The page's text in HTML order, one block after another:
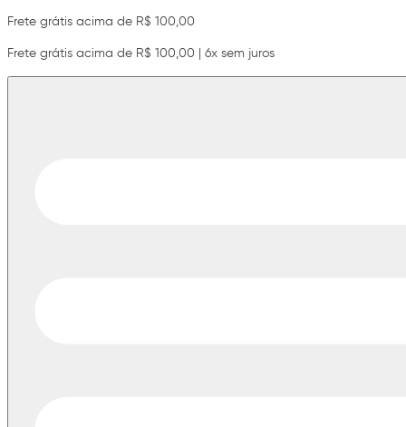
Frete grátis acima de R$ 100,00
Frete grátis acima de R$ 100,00 | 6x sem juros